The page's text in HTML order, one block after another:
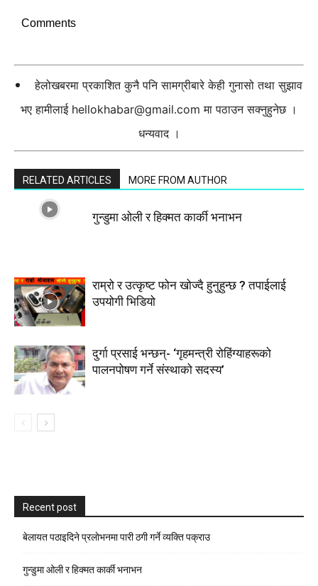
Comments
हेलोखबरमा प्रकाशित कुनै पनि सामग्रीबारे केही गुनासो तथा सुझाव
भए हामीलाई hellokhabar@gmail.com मा पठाउन सक्नुहुनेछ ।
धन्यवाद ।
RELATED ARTICLES MORE FROM AUTHOR
गुन्डुमा ओली र हिक्मत कार्की भनाभन
राम्रो र उत्कृष्ट फोन खोज्दै हुनुहुन्छ ? तपाईलाई
उपयोगी भिडियो
दुर्गा प्रसाई भन्छन्- ‘गृहमन्त्री रोहिंग्याहरूको
पालनपोषण गर्ने संस्थाको सदस्य’
Recent post
बेलायत पठाइदिने प्रलाेभनमा पारी ठगी गर्ने व्यक्ति पक्राउ
गुन्डुमा ओली र हिक्मत कार्की भनाभन